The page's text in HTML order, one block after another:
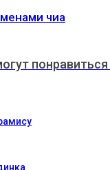
чиа
понравиться